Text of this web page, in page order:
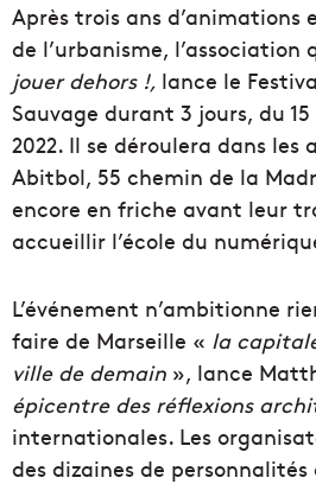
Après trois ans
de l’urbanisme, l’association
jouer dehors !, lance le
Sauvage durant 3 jours, du
2022. Il se déroulera dans les
Abitbol, 55 chemin de la
encore en friche avant leur
accueillir l’école du
L’événement n’ambitionne
faire de Marseille « la
ville de demain », lance
épicentre des réflexions
internationales. Les
des dizaines de